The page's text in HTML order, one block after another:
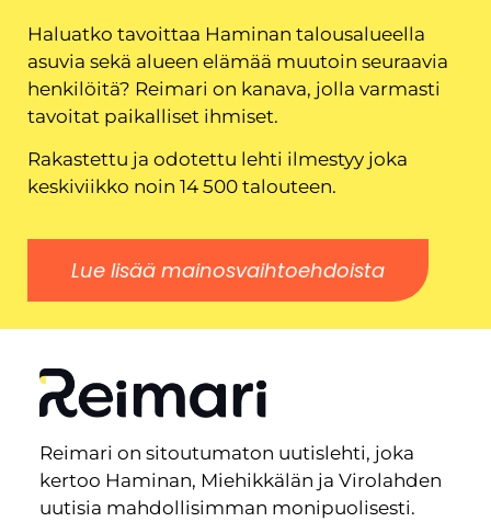
Haluatko tavoittaa Haminan talousalueella
asuvia sekä alueen elämää muutoin seuraavia
henkilöitä? Reimari on kanava, jolla varmasti
tavoitat paikalliset ihmiset.
Rakastettu ja odotettu lehti ilmestyy joka
keskiviikko noin 14 500 talouteen.
Lue lisää mainosvaihtoehdoista
Reimari on sitoutumaton uutislehti, joka
kertoo Haminan, Miehikkälän ja Virolahden
uutisia mahdollisimman monipuolisesti.